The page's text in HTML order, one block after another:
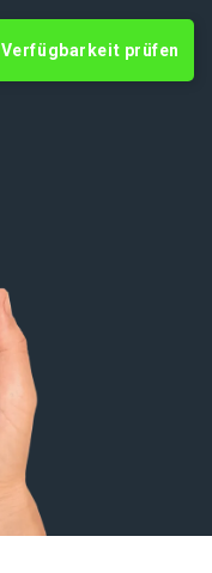
Verfügbarkeit prüfen